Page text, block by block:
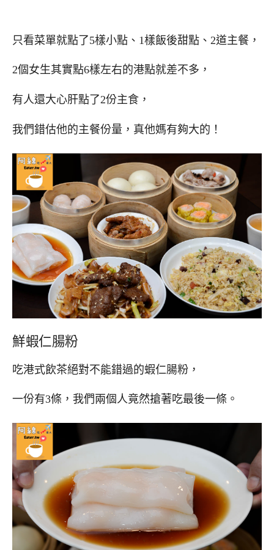
只看菜單就點了5樣小點、1樣飯後甜點、2道主餐，
2個女生其實點6樣左右的港點就差不多，
有人還大心肝點了2份主食，
我們錯估他的主餐份量，真他媽有夠大的！
鮮蝦仁腸粉
吃港式飲茶絕對不能錯過的蝦仁腸粉，
一份有3條，我們兩個人竟然搶著吃最後一條。